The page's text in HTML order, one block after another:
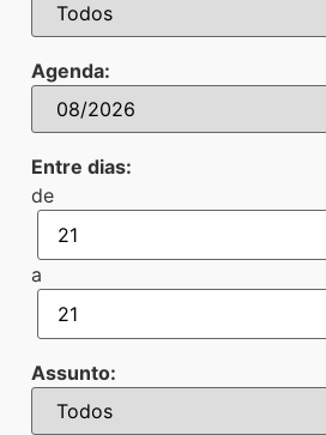
Agenda:
Entre dias:
de
a
Assunto: